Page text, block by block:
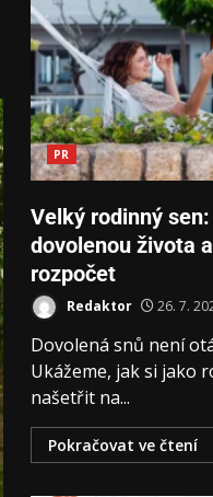
PR
Velký rodinný
dovolenou života
rozpočet
Redaktor 26. 7.
Dovolená snů není
Ukážeme, jak si jako
našetřit na...
Pokračovat ve čtení